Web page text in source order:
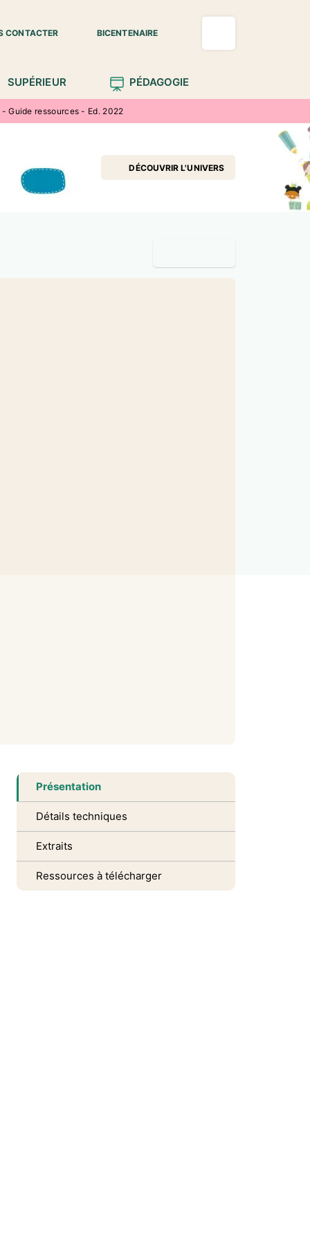
CONTACTER BICENTENAIRE
SUPÉRIEUR PÉDAGOGIE
Guide ressources - Ed. 2022
DÉCOUVRIR L'UNIVERS
Présentation
Détails techniques
Extraits
Ressources à télécharger